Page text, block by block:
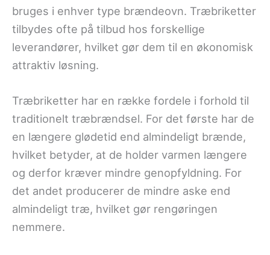
bruges i enhver type brændeovn. Træbriketter
tilbydes ofte på tilbud hos forskellige
leverandører, hvilket gør dem til en økonomisk
attraktiv løsning.
Træbriketter har en række fordele i forhold til
traditionelt træbrændsel. For det første har de
en længere glødetid end almindeligt brænde,
hvilket betyder, at de holder varmen længere
og derfor kræver mindre genopfyldning. For
det andet producerer de mindre aske end
almindeligt træ, hvilket gør rengøringen
nemmere.